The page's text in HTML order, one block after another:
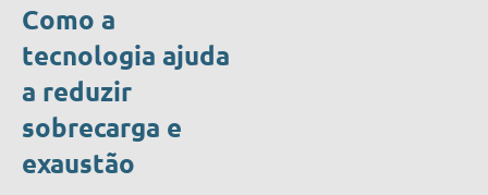
Como a
tecnologia ajuda
a reduzir
sobrecarga e
exaustão